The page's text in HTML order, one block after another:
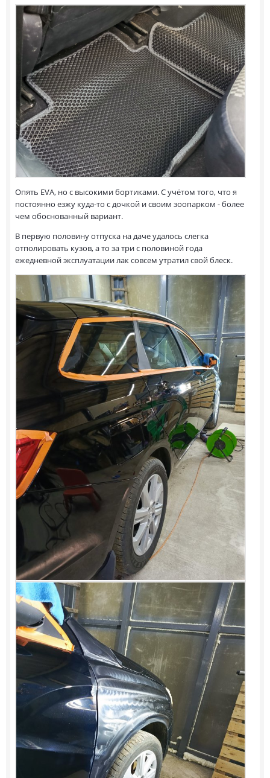
Опять EVA, но с высокими бортиками. С учётом того, что я
постоянно езжу куда-то с дочкой и своим зоопарком - более
чем обоснованный вариант.
В первую половину отпуска на даче удалось слегка
отполировать кузов, а то за три с половиной года
ежедневной эксплуатации лак совсем утратил свой блеск.